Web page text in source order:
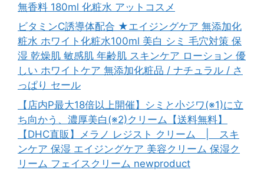
無香料 180ml 化粧水 アットコスメ
ビタミンC誘導体配合 ★エイジングケア 無添加化
粧水 ホワイト化粧水100ml 美白 シミ 毛穴対策 保
湿 乾燥肌 敏感肌 年齢肌 スキンケア ローション 優
しい ホワイトケア 無添加化粧品 / ナチュラル / さ
っぱり セール
【店内P最大18倍以上開催】シミと小ジワ(※1)に立
ち向かう、濃厚美白(※2)クリーム【送料無料】
【DHC直販】メラノ レジスト クリーム | スキ
ンケア 保湿 エイジングケア 美容クリーム 保湿ク
リーム フェイスクリーム newproduct